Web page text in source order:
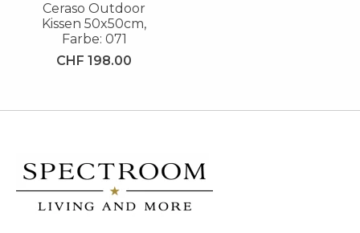
Ceraso Outdoor
Kissen 50x50cm,
Farbe: 071
CHF 198.00